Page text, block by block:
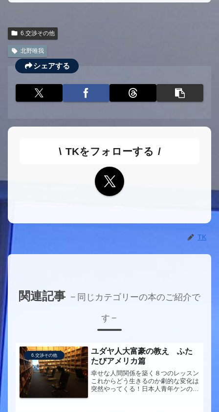
6.交渉その他
北野唯我
シェアする
TKをフォローする
TK
関連記事
同じカテゴリーの本のご紹介で
す
6.交渉その他
ユダヤ人大富豪の教え ふた
たびアメリカ篇
幸せな人間関係を築く８つのレッスン
これからどう生きるのか劇的な変化は
突然やってくる！日本人青年ケンの